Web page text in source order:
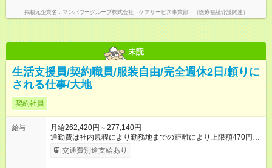
掲載元企業名 マンパワーグループ株式会社 ケアサービス事業部 （医療福祉介護関連）
未読
生活支援員/契約職員/服装自由/完全週休2日/頼りに
される仕事/大地
契約社員
給与
月給262,420円～277,140円
通勤費は社内規程により勤務地までの距離により上限額470円/
日まで支給します。 【試用期間】試用期間あり 試用期間の長
さ：3ヶ月 ※ 雇用形態と給与に、本採用時と異なる部分がありま
交通費別途支給あり